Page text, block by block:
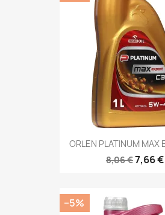
ORLEN PLATINUM MAX
8,06 €7,66 €
−5%